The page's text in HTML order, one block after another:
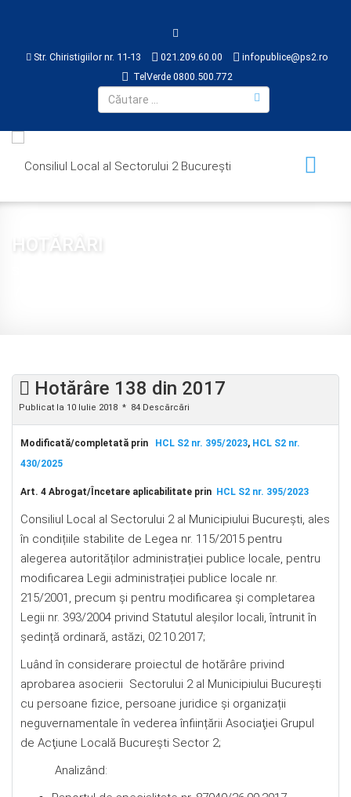
Str. Chiristigiilor nr. 11-13 021.209.60.00
infopublice@ps2.ro
TelVerde 0800.500.772
HOTĂRÂRI
Hotărâre 138 din 2017
Publicat la 10 Iulie 2018 84 Descărcări
Modificată/completată prin HCL S2 nr. 395/2023, HCL S2 nr.
430/2025
Art. 4 Abrogat/Încetare aplicabilitate prin HCL S2 nr. 395/2023
Consiliul Local al Sectorului 2 al Municipiului București, ales
în condițiile stabilite de Legea nr. 115/2015 pentru
alegerea autorităților administrației publice locale, pentru
modificarea Legii administrației publice locale nr.
215/2001, precum şi pentru modificarea şi completarea
Legii nr. 393/2004 privind Statutul aleșilor locali, întrunit în
ședință ordinară, astăzi, 02.10.2017;
Luând în considerare proiectul de hotărâre privind
aprobarea asocierii Sectorului 2 al Municipiului Bucureşti
cu persoane fizice, persoane juridice și organizații
neguvernamentale în vederea înființării Asociaţiei Grupul
de Acţiune Locală București Sector 2;
Analizând: